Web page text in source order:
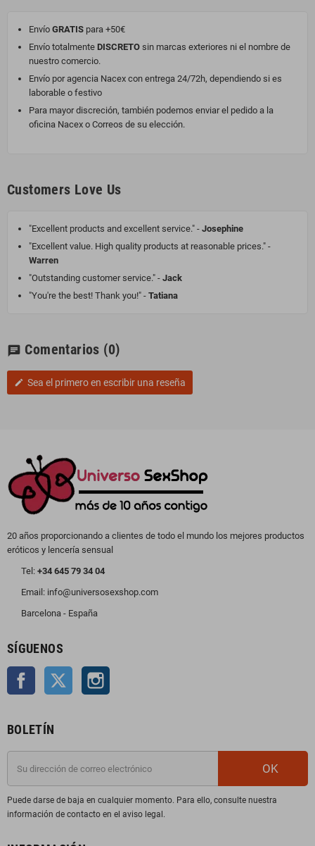
Envío GRATIS para +50€
Envío totalmente DISCRETO sin marcas exteriores ni el nombre de
nuestro comercio.
Envío por agencia Nacex con entrega 24/72h, dependiendo si es
laborable o festivo
Para mayor discreción, también podemos enviar el pedido a la
oficina Nacex o Correos de su elección.
Customers Love Us
"Excellent products and excellent service." - Josephine
"Excellent value. High quality products at reasonable prices." -
Warren
"Outstanding customer service." - Jack
"You're the best! Thank you!" - Tatiana
chat Comentarios (0)
edit Sea el primero en escribir una reseña
20 años proporcionando a clientes de todo el mundo los mejores productos
eróticos y lencería sensual
Tel: +34 645 79 34 04
Email: info@universosexshop.com
Barcelona - España
SÍGUENOS
Facebook Twitter
BOLETÍN
OK
Puede darse de baja en cualquier momento. Para ello, consulte nuestra
información de contacto en el aviso legal.